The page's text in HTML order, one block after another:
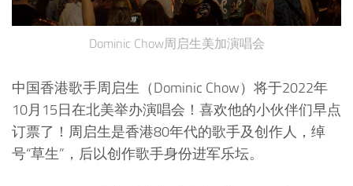
Dominic Chow周启生美加演唱会
中国香港歌手周启生（Dominic Chow）将于2022年
10月15日在北美举办演唱会！喜欢他的小伙伴们早点
订票了！周启生是香港80年代的歌手及创作人，绰
号“草生”，后以创作歌手身份进军乐坛。